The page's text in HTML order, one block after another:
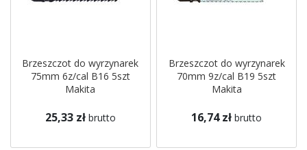
Brzeszczot do wyrzynarek
75mm 6z/cal B16 5szt
Makita
25,33 zł brutto
Brzeszczot do wyrzynarek
70mm 9z/cal B19 5szt
Makita
16,74 zł brutto